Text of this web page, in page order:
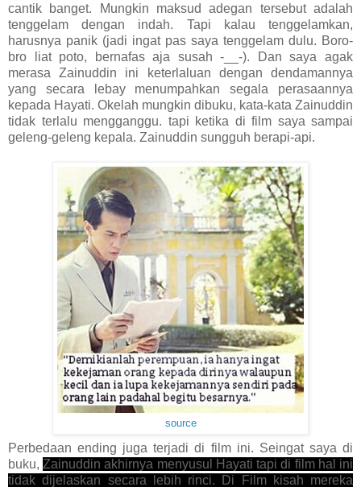
cantik banget. Mungkin maksud adegan tersebut adalah
tenggelam dengan indah. Tapi kalau tenggelamkan,
harusnya panik (jadi ingat pas saya tenggelam dulu. Boro-
bro liat poto, bernafas aja susah -__-). Dan saya agak
merasa Zainuddin ini keterlaluan dengan dendamannya
yang secara lebay menumpahkan segala perasaannya
kepada Hayati. Okelah mungkin dibuku, kata-kata Zainuddin
tidak terlalu mengganggu. tapi ketika di film saya sampai
geleng-geleng kepala. Zainuddin sungguh berapi-api.
source
Perbedaan ending juga terjadi di film ini. Seingat saya di
buku,Zainuddin akhirnya menyusul Hayati tapi di film hal ini
tidak dijelaskan secara lebih rinci. Di Film kisah mereka